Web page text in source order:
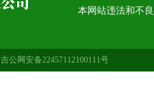
本网站违法和不
吉公网安备22457112100111号